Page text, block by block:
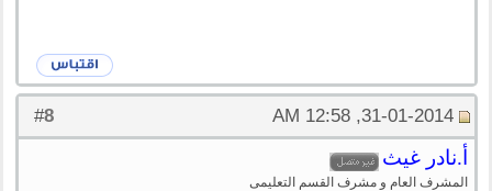
#
8 31-01-2014, 12:58 AM
أ.نادر غيث
المشرف العام و مشرف القسم التعليمى